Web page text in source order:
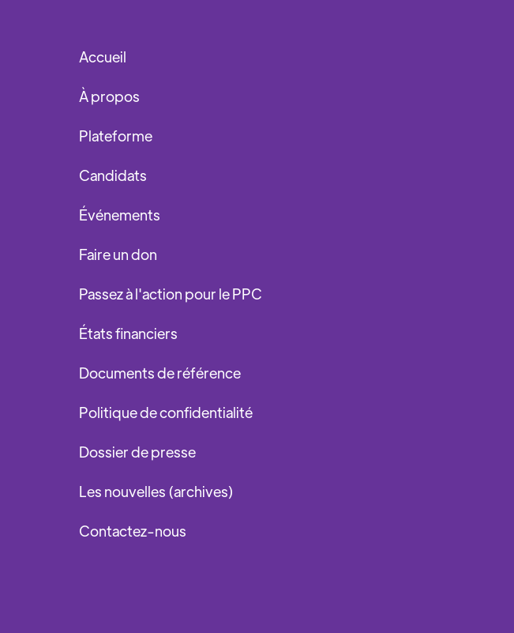
Accueil
À propos
Plateforme
Candidats
Événements
Faire un don
Passez à l'action pour le PPC
États financiers
Documents de référence
Politique de confidentialité
Dossier de presse
Les nouvelles (archives)
Contactez-nous